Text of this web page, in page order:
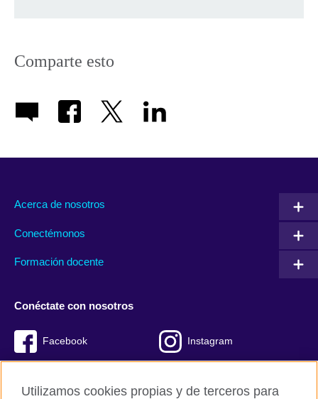
Comparte esto
Acerca de nosotros
Conectémonos
Formación docente
Conéctate con nosotros
Facebook Instagram
Utilizamos cookies propias y de terceros para